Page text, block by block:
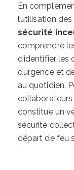
En
l’utilisation
sécurité
comprendre
d’identifier
d’urgence et
au quotidien.
collaborateurs
constitue un
sécurité
départ de feu